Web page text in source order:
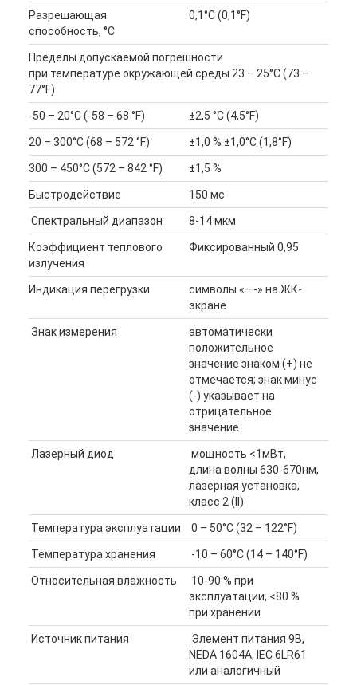
Разрешающая
способность, °С
0,1°C (0,1°F)
Пределы допускаемой погрешности
при температуре окружающей среды 23 – 25°C (73 –
77°F)
-50 – 20°C (-58 – 68 °F) ±2,5 °C (4,5°F)
20 – 300°C (68 – 572 °F) ±1,0 % ±1,0°C (1,8°F)
300 – 450°C (572 – 842 °F) ±1,5 %
Быстродействие 150 мс
Спектральный диапазон 8-14 мкм
Коэффициент теплового
излучения
Фиксированный 0,95
Индикация перегрузки
символы «—-» на ЖК-
экране
Знак измерения
автоматически
положительное
значение знаком (+) не
отмечается; знак минус
(-) указывает на
отрицательное
значение
Лазерный диод
мощность <1мВт,
длина волны 630-670нм,
лазерная установка,
класс 2 (II)
Температура эксплуатации 0 – 50°C (32 – 122°F)
Температура хранения -10 – 60°C (14 – 140°F)
Относительная влажность
10-90 % при
эксплуатации, <80 %
при хранении
Источник питания
Элемент питания 9В,
NEDA 1604A, IEC 6LR61
или аналогичный